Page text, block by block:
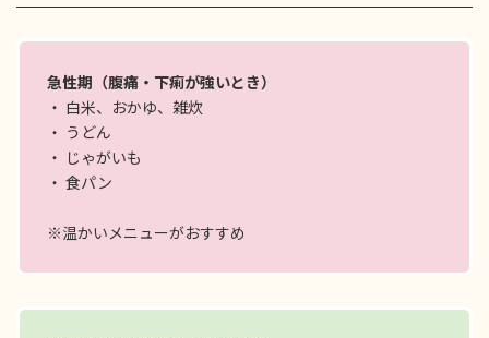
急性期（腹痛・下痢が強いとき）
・ 白米、おかゆ、雑炊
・ うどん
・ じゃがいも
・ 食パン
※温かいメニューがおすすめ